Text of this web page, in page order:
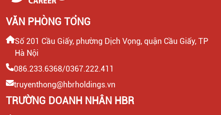
VĂN PHÒNG TỔNG
Số 201 Cầu Giấy, phường Dịch Vọng, quận Cầu Giấy, TP
Hà Nội
086.233.6368/0367.222.411
truyenthong@hbrholdings.vn
TRƯỜNG DOANH NHÂN HBR